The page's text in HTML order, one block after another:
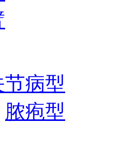
节病型
脓疱型